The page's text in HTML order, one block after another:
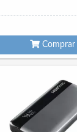
Comprar